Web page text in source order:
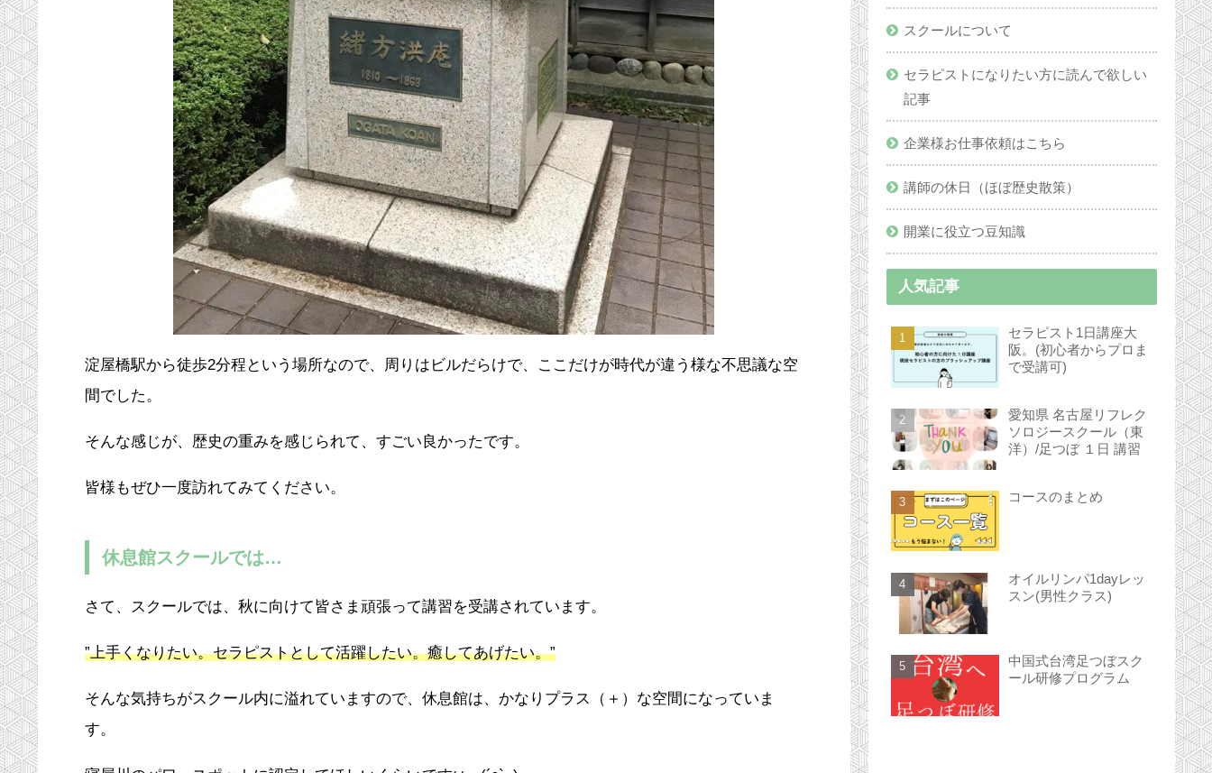
淀屋橋駅から徒歩2分程という場所なので、周りはビルだらけで、ここだけが時代が違う様な不思議な空
間でした。
そんな感じが、歴史の重みを感じられて、すごい良かったです。
皆様もぜひ一度訪れてみてください。
休息館スクールでは…
さて、スクールでは、秋に向けて皆さま頑張って講習を受講されています。
”上手くなりたい。セラピストとして活躍したい。癒してあげたい。”
そんな気持ちがスクール内に溢れていますので、休息館は、かなりプラス（＋）な空間になっていま
す。
スクールについて
セラピストになりたい方に読んで欲しい
記事
企業様お仕事依頼はこちら
講師の休日（ほぼ歴史散策）
開業に役立つ豆知識
人気記事
セラピスト1日講座大
阪。(初心者からプロま
で受講可)
愛知県 名古屋リフレク
ソロジースクール（東
洋）/足つぼ １日 講習
コースのまとめ
オイルリンパ1dayレッ
スン(男性クラス)
中国式台湾足つぼスク
ール研修プログラム